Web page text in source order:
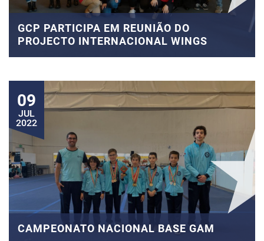
GCP PARTICIPA EM REUNIÃO DO
PROJECTO INTERNACIONAL WINGS
09
JUL
2022
CAMPEONATO NACIONAL BASE GAM